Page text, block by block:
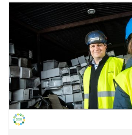
ja tarpeesta uudistaa EU-tason
käytännön kiertotaloutta.